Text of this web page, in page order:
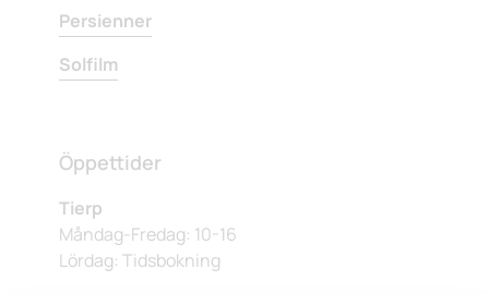
Persienner
Solfilm
Öppettider
Tierp
Måndag-Fredag: 10-16
Lördag: Tidsbokning